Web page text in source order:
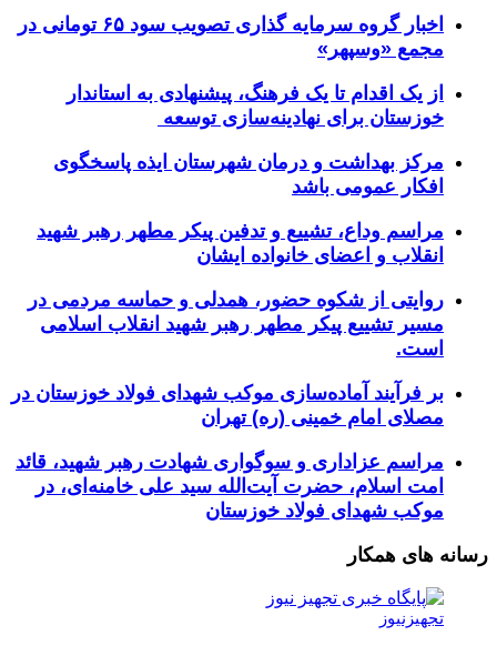
اخبار گروه سرمایه گذاری تصویب سود ۶۵ تومانی در
مجمع «وسپهر»
از یک اقدام تا یک فرهنگ، پیشنهادی به استاندار
خوزستان برای نهادینه‌سازی توسعه
مرکز بهداشت و درمان شهرستان ایذه پاسخگوی
افکار عمومی باشد
مراسم وداع، تشییع و تدفین پیکر مطهر رهبر شهید
انقلاب و اعضای خانواده ایشان
روایتی از شکوه حضور، همدلی و حماسه مردمی در
مسیر تشییع پیکر مطهر رهبر شهید انقلاب اسلامی
است.
بر فرآیند آماده‌سازی موکب شهدای فولاد خوزستان در
مصلای امام خمینی (ره) تهران
مراسم عزاداری و سوگواری شهادت رهبر شهید، قائد
امت اسلام، حضرت آیت‌الله سید علی خامنه‌ای، در
موکب شهدای فولاد خوزستان
رسانه های همکار
تجهیزنیوز